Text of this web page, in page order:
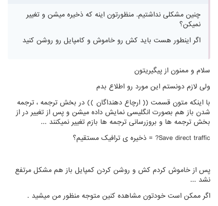
چنین مشکلی نداشتیم. منظورتون اینه که ذخیره میشن و تغییر
نمیکن؟
اگر اینطور هست باید کش رو خاموش و کامپایل رو روشن کنید
سلام و ممنون از پیگیریتون
ولی لازم دونستم این مورد رو اطلاع بدم
با اینکه متون قسمت (( ارچاع دهنداگان )) در بخش ترجمه ، ترجمه
شدن باز هم بصورت انگلیسی نمایش داده میشن و پس از تغییر در از
بخش ترجمه ها و بروزرسانی ترجمه ها بازم تغییر نمیکنند ...
Save direct traffic? = ذخیره ی ترافیک مستقیم؟
پس از خاموش کردم کش و روشن کردن کمپایل باز هم مشکل مرتفع
نشد ...
اگر ممکن است خودتون مشاهده کنین متوجه منظور من میشید .